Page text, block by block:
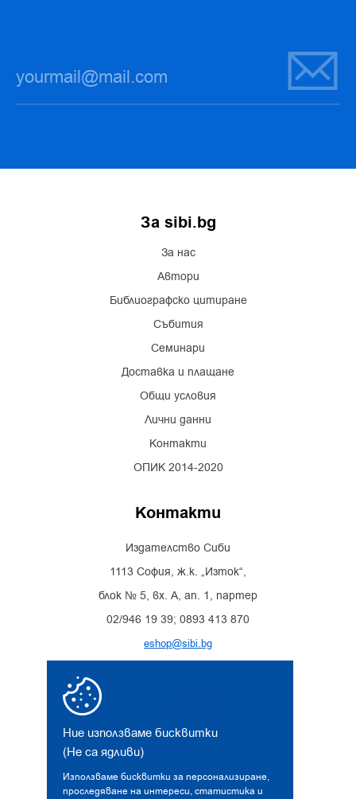
Ние използваме бисквитки
(Не са ядливи)
Използваме бисквитки за персонализиране,
проследяване на интереси, статистика и
За sibi.bg
За нас
Автори
Библиографско цитиране
Събития
Семинари
Доставка и плащане
Общи условия
Лични данни
Контакти
ОПИК 2014-2020
Контакти
Издателство Сиби
1113 София, ж.к. „Изток“,
блок № 5, вх. А, ап. 1, партер
02/946 19 39; 0893 413 870
eshop@sibi.bg